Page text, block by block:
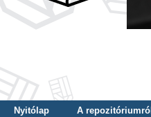
Nyitólap A repozitóriumról